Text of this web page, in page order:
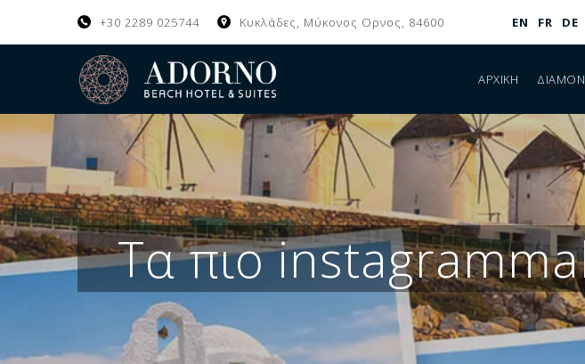
+30 2289 025744 Κυκλάδες, Μύκονος Ορνος, 84600 EN FR DE
ΑΡΧΙΚΉ
Τα πιο